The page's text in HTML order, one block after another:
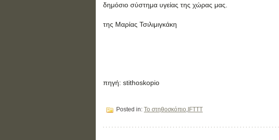
δημόσιο σύστημα υγείας της χώρας μας.
της Μαρίας Τσιλιμιγκάκη
πηγή: stithoskopio
Posted in: Το στηθοσκόπιο, IFTTT